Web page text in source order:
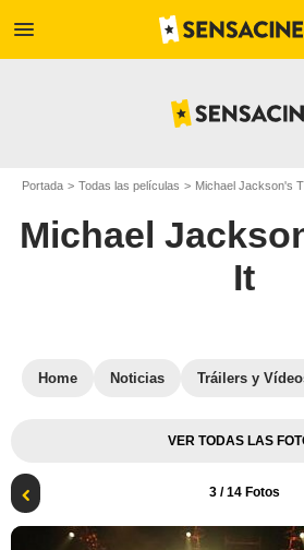
menu
Portada Todas las películas Michael Jackson's
Michael
It
Home Noticias Tráilers y
VER TODAS LAS
3/ 14 Fotos